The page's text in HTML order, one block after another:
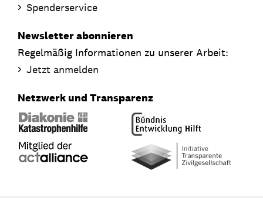
Spenderservice
Newsletter abonnieren
Regelmäßig Informationen zu unserer Arbeit:
Jetzt anmelden
Netzwerk und Transparenz